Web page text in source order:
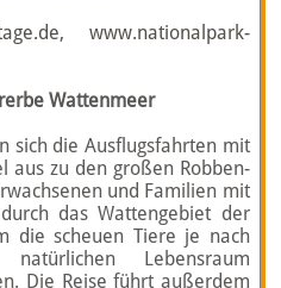
, www.nationalpark-
Wattenmeer
sich die Ausflugsfahrten mit
aus zu den großen Robben-
und Familien mit
das Wattengebiet der
die scheuen Tiere je nach
Lebensraum
Die Reise führt außerdem